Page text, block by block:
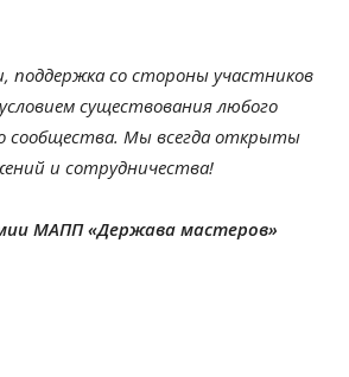
поддержка со стороны участников
существования любого
сообщества. Мы всегда открыты
и сотрудничества!
МАПП «Держава мастеров»